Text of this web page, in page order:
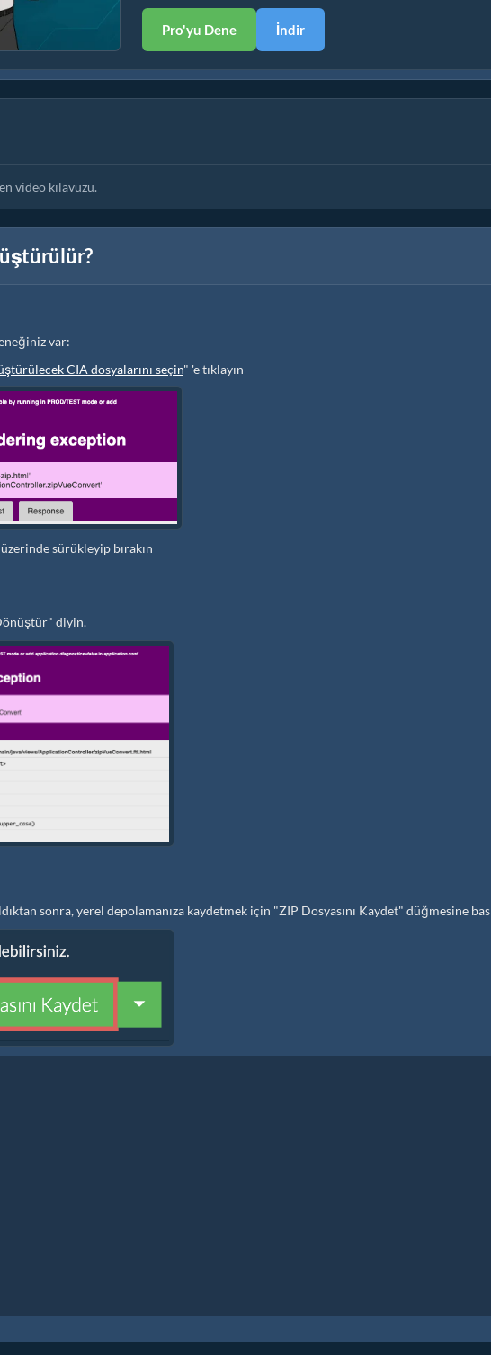
Pro'yu Dene İndir
(Basit Rehber)
video kılavuzu.
var:
CIA dosyalarını seçin" 'e tıklayın
sürükleyip bırakın
diyin.
sonra, yerel depolamanıza kaydetmek için "ZIP Dosyasını Kaydet" düğmesine